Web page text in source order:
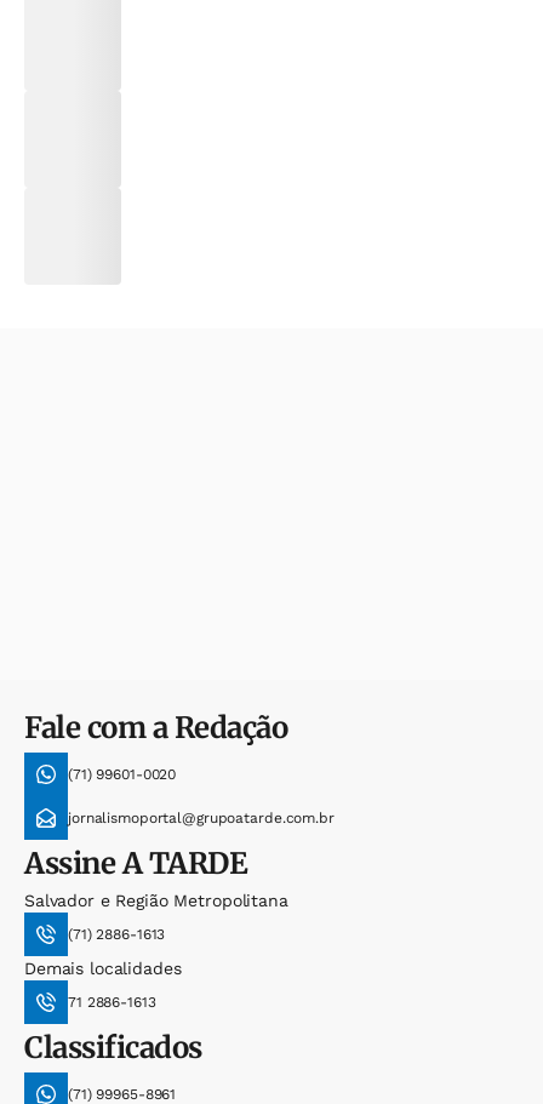
Fale com a Redação
(71) 99601-0020
jornalismoportal@grupoatarde.com.br
AssineA TARDE
Salvador e Região Metropolitana
(71) 2886-1613
Demais localidades
71 2886-1613
Classificados
(71) 99965-8961